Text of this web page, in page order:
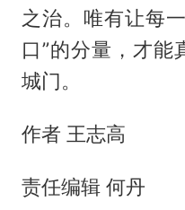
之治。唯有让每
口”的分量，才能
城门。
作者 王志高
责任编辑 何丹